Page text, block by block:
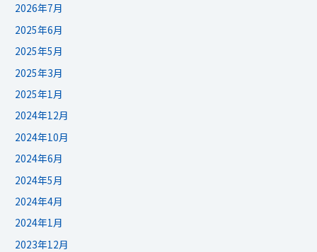
2026年7月
2025年6月
2025年5月
2025年3月
2025年1月
2024年12月
2024年10月
2024年6月
2024年5月
2024年4月
2024年1月
2023年12月